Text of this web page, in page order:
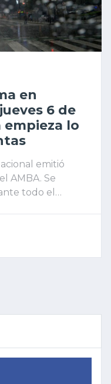
en
6 de
empieza lo
emitió
AMBA. Se
todo el